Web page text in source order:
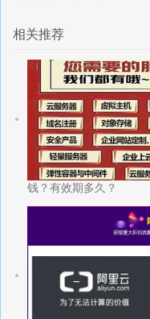
相关推荐
钱？有效期多久？